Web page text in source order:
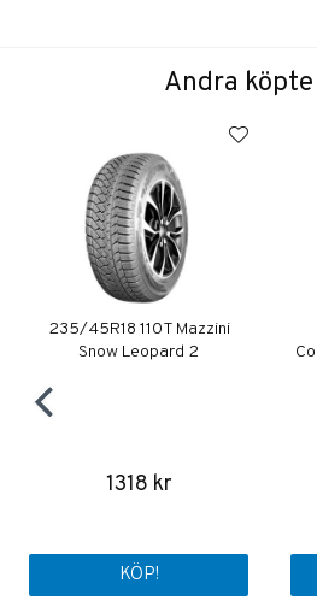
Andra köpte
235/45R18 110T Mazzini
Snow Leopard 2
1318 kr
KÖP!